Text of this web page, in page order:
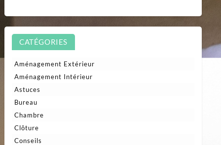
CATÉGORIES
Aménagement Extérieur
Aménagement Intérieur
Astuces
Bureau
Chambre
Clôture
Conseils